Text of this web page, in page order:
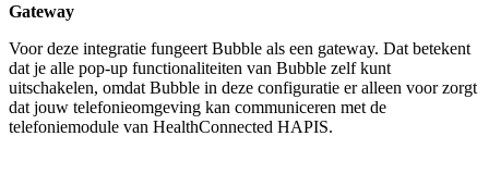
Gateway
Voor deze integratie fungeert Bubble als een gateway. Dat betekent
dat je alle pop-up functionaliteiten van Bubble zelf kunt
uitschakelen, omdat Bubble in deze configuratie er alleen voor zorgt
dat jouw telefonieomgeving kan communiceren met de
telefoniemodule van HealthConnected HAPIS.